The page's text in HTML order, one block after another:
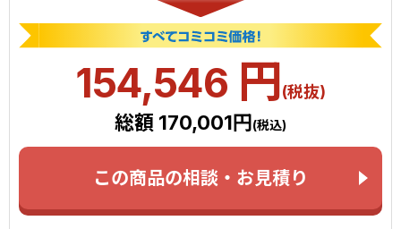
154,546 円(税抜)
総額 170,001円 (税込)
この商品の相談・お見積り